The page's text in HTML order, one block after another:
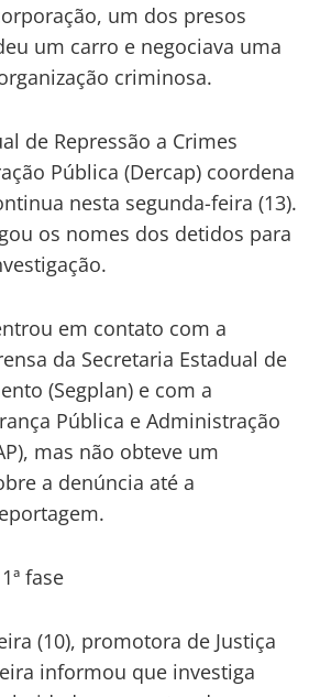
um dos presos
um carro e negociava uma
criminosa.
de Repressão a Crimes
Pública (Dercap) coordena
nesta segunda-feira (13).
os nomes dos detidos para
em contato com a
da Secretaria Estadual de
(Segplan) e com a
Pública e Administração
mas não obteve um
a denúncia até a
fase
(10), promotora de Justiça
informou que investiga